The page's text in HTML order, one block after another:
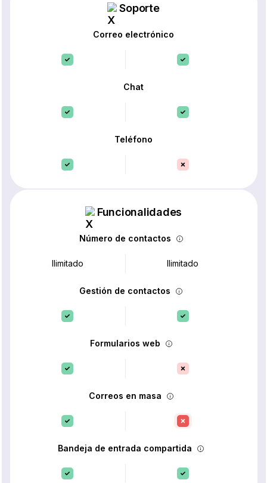
Soporte
Correo electrónico
Chat
Teléfono
Funcionalidades
Número de contactos
Ilimitado Ilimitado
Gestión de contactos
Formularios web
Correos en masa
Bandeja de entrada compartida